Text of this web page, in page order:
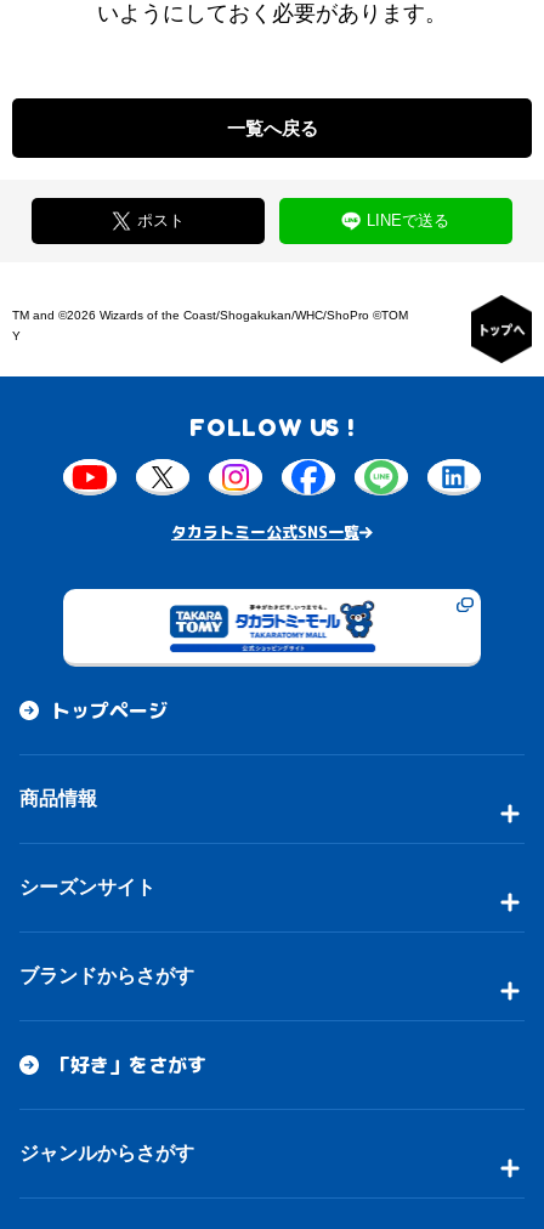
いようにしておく必要があります。
一覧へ戻る
ポスト LINEで送る
TM and ©2026 Wizards of the Coast/Shogakukan/WHC/ShoPro ©TOM
Y
FOLLOW US !
タカラトミー公式SNS一覧
トップページ
商品情報
シーズンサイト
ブランドからさがす
「好き」をさがす
ジャンルからさがす